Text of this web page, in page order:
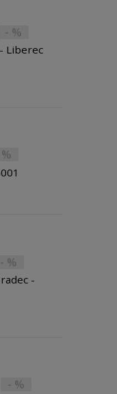
- %
Liberec
- %
-
- %